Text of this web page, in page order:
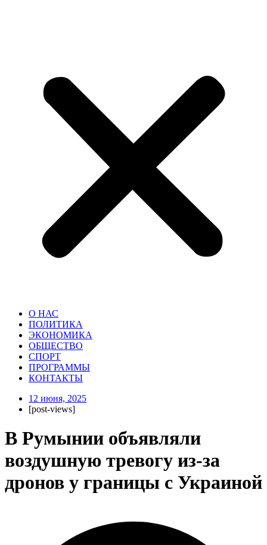
О НАС
ПОЛИТИКА
ЭКОНОМИКА
ОБЩЕСТВО
СПОРТ
ПРОГРАММЫ
КОНТАКТЫ
12 июня, 2025
[post-views]
В Румынии объявляли
воздушную тревогу из‑за
дронов у границы с Украиной